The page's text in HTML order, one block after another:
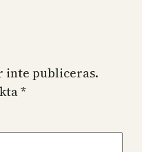
inte publiceras.
*